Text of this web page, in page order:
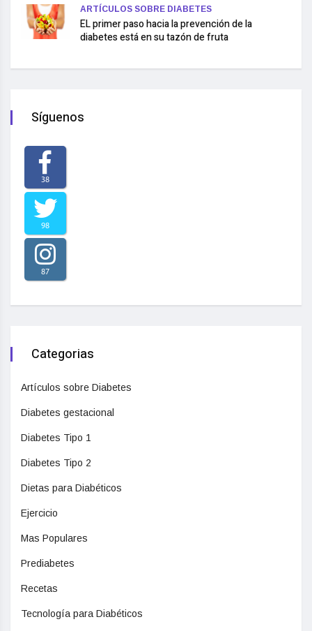
ARTÍCULOS SOBRE DIABETES
EL primer paso hacia la prevención de la
diabetes está en su tazón de fruta
Síguenos
38
98
87
Categorias
Artículos sobre Diabetes
Diabetes gestacional
Diabetes Tipo 1
Diabetes Tipo 2
Dietas para Diabéticos
Ejercicio
Mas Populares
Prediabetes
Recetas
Tecnología para Diabéticos